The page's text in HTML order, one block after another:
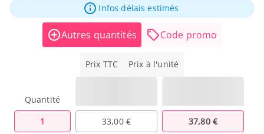
Infos délais estimés
Autres quantités Code promo
Prix TTC Prix à l'unité
Quantité
1
33,00 € 37,80 €